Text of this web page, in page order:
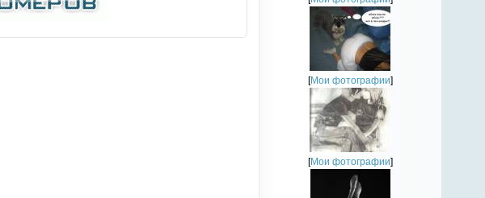
[Мои фотографии]
[Мои фотографии]